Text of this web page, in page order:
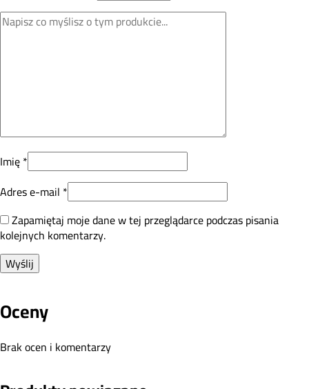
Imię*
Adres e-mail *
Zapamiętaj moje dane w tej przeglądarce podczas pisania
kolejnych komentarzy.
Oceny
Brak ocen i komentarzy